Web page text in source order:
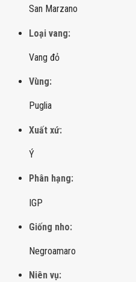
San Marzano
Loại vang:
Vang đỏ
Vùng:
Puglia
Xuất xứ:
Ý
Phân hạng:
IGP
Giống nho:
Negroamaro
Niên vụ: